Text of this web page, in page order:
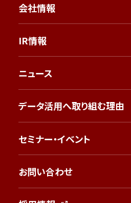
会社情報
IR情報
ニュース
データ活用へ取り組む理由
セミナー・イベント
お問い合わせ